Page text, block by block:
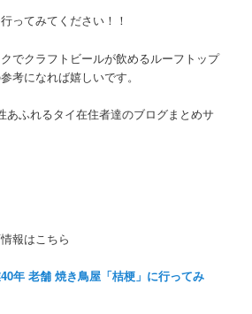
ってみてください！！
でクラフトビールが飲めるルーフトップ
考になれば嬉しいです。
あふれるタイ在住者達のブログまとめサ
報はこちら
年 老舗 焼き鳥屋「桔梗」に行ってみ